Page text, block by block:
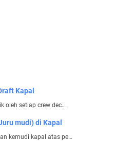
Kapal
oleh setiap crew dec…
mudi) di Kapal
kemudi kapal atas pe…